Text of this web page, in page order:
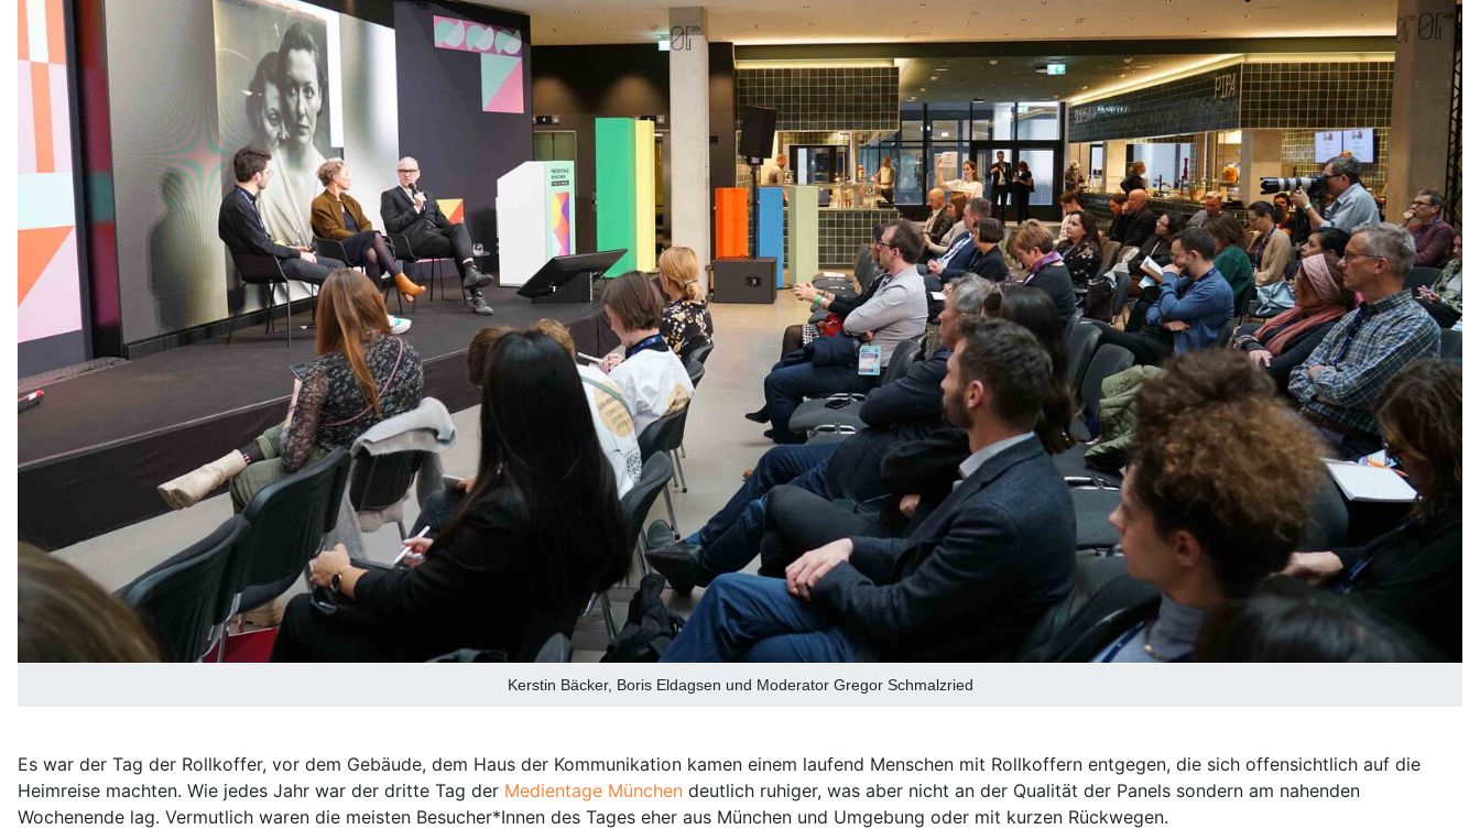
Kerstin Bäcker, Boris Eldagsen und Moderator Gregor Schmalzried
Es war der Tag der Rollkoffer, vor dem Gebäude, dem Haus der Kommunikation kamen einem laufend Menschen mit Rollkoffern entgegen, die sich offensichtlich auf die
Heimreise machten. Wie jedes Jahr war der dritte Tag der Medientage München deutlich ruhiger, was aber nicht an der Qualität der Panels sondern am nahenden
Wochenende lag. Vermutlich waren die meisten Besucher*Innen des Tages eher aus München und Umgebung oder mit kurzen Rückwegen.